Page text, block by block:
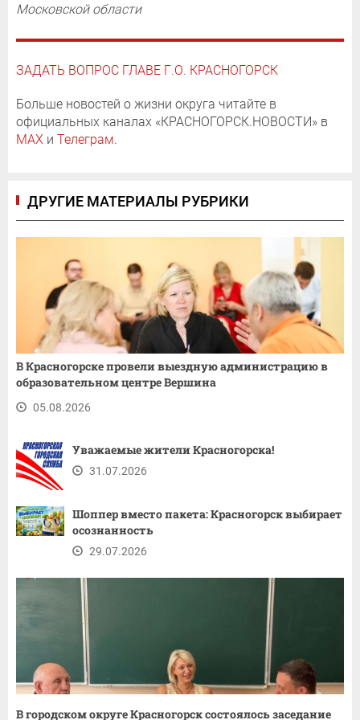
Московской области
ЗАДАТЬ ВОПРОС ГЛАВЕ Г.О. КРАСНОГОРСК
Больше новостей о жизни округа читайте в
официальных каналах «КРАСНОГОРСК.НОВОСТИ» в
MAX и Телеграм.
ДРУГИЕ МАТЕРИАЛЫ РУБРИКИ
В Красногорске провели выездную администрацию в
образовательном центре Вершина
05.08.2026
Уважаемые жители Красногорска!
31.07.2026
Шоппер вместо пакета: Красногорск выбирает
осознанность
29.07.2026
В городском округе Красногорск состоялось заседание